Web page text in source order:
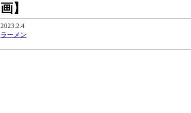
画】
2023.2.4
ラーメン